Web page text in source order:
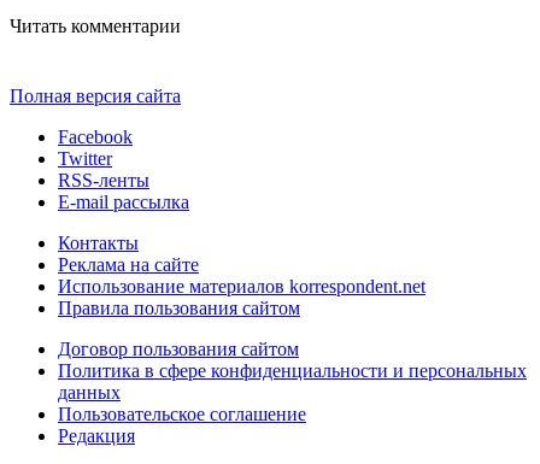
Читать комментарии
Полная версия сайта
Facebook
Twitter
RSS-ленты
E-mail рассылка
Контакты
Реклама на сайте
Использование материалов korrespondent.net
Правила пользования сайтом
Договор пользования сайтом
Политика в сфере конфиденциальности и персональных
данных
Пользовательское соглашение
Редакция